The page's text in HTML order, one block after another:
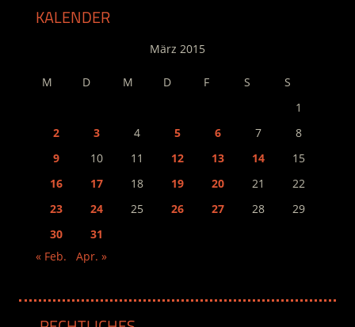
KALENDER
März 2015
M D M D F S
S
1
2
3 4 5 6 7
8
9
10 11 12 13 14
15
16
17 18 19 20 21
22
23
24 25 26 27 28
29
30
31
« Feb.
Apr. »